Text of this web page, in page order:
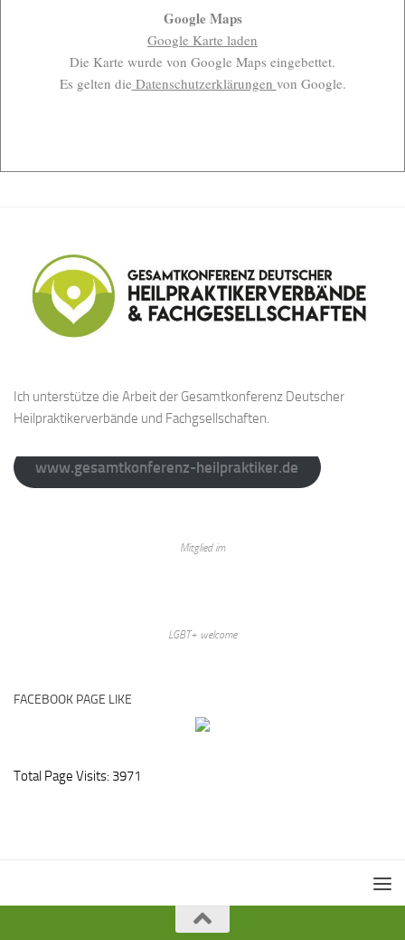
Google Maps
Google Karte laden
Die Karte wurde von Google Maps eingebettet.
Es gelten die Datenschutzerklärungen von Google.
Ich unterstütze die Arbeit der Gesamtkonferenz Deutscher
Heilpraktikerverbände und Fachgsellschaften.
www.gesamtkonferenz-heilpraktiker.de
Mitglied im
LGBT+ welcome
FACEBOOK PAGE LIKE
Total Page Visits: 3971